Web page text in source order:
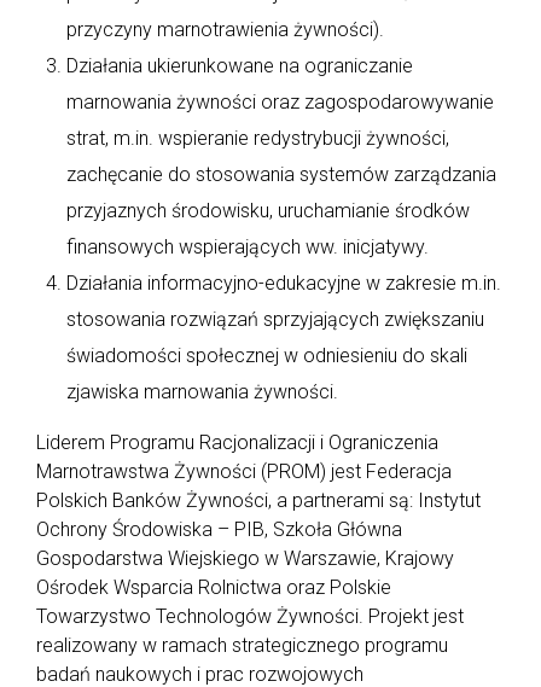
przyczyny marnotrawienia żywności).
Działania ukierunkowane na ograniczanie
marnowania żywności oraz zagospodarowywanie
strat, m.in. wspieranie redystrybucji żywności,
zachęcanie do stosowania systemów zarządzania
przyjaznych środowisku, uruchamianie środków
finansowych wspierających ww. inicjatywy.
Działania informacyjno-edukacyjne w zakresie m.in.
stosowania rozwiązań sprzyjających zwiększaniu
świadomości społecznej w odniesieniu do skali
zjawiska marnowania żywności.
Liderem Programu Racjonalizacji i Ograniczenia
Marnotrawstwa Żywności (PROM) jest Federacja
Polskich Banków Żywności, a partnerami są: Instytut
Ochrony Środowiska – PIB, Szkoła Główna
Gospodarstwa Wiejskiego w Warszawie, Krajowy
Ośrodek Wsparcia Rolnictwa oraz Polskie
Towarzystwo Technologów Żywności. Projekt jest
realizowany w ramach strategicznego programu
badań naukowych i prac rozwojowych